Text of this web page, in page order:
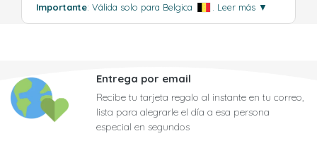
Importante: Válida solo para Belgica Leer más ▼
Entrega por email
Recibe tu tarjeta regalo al instante en tu correo,
lista para alegrarle el día a esa persona
especial en segundos